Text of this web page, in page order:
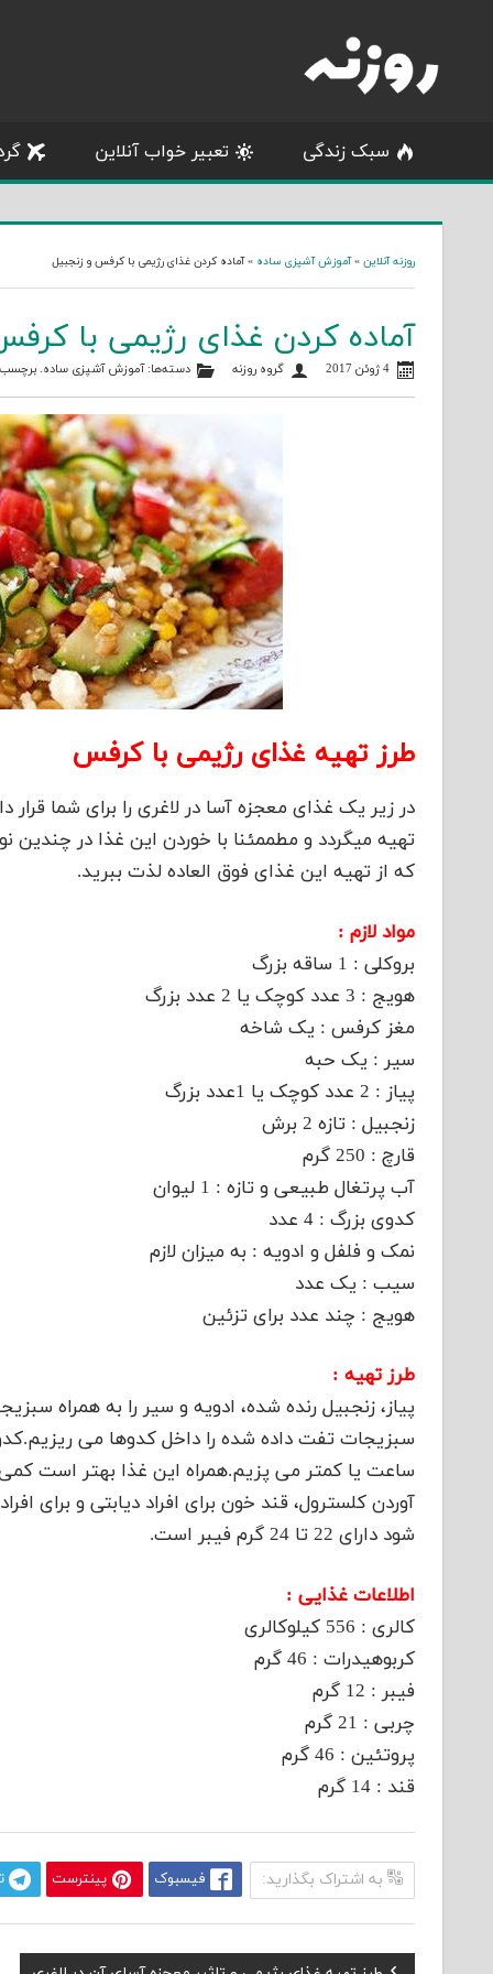
content
سبک زندگی تعبیر خواب آنلاین
روزنه آنلاین »آموزش آشپزی ساده »آماده کردن غذای رژیمی با کرفس و زنجبیل
آماده کردن غذای رژیمی با
4 ژوئن 2017 گروه روزنه دسته‌ها:آموزش آشپزی ساده.
طرز تهیه غذای رژیمی با کرفس
در زیر یک غذای معجزه آسا در لاغری را برای شما قرار
تهیه میگردد و مطممئنا با خوردن این غذا در
که از تهیه این غذای فوق العاده لذت ببرید.
مواد لازم :
بروکلی : 1 ساقه بزرگ
هویج : 3 عدد کوچک یا 2 عدد بزرگ
مغز کرفس : یک شاخه
سیر : یک حبه
پیاز : 2 عدد کوچک یا 1عدد بزرگ
زنجبیل : تازه 2 برش
قارچ : 250 گرم
آب پرتغال طبیعی و تازه : 1 لیوان
کدوی بزرگ : 4 عدد
نمک و فلفل و ادویه : به میزان لازم
سیب : یک عدد
هویج : چند عدد برای تزئین
طرز تهیه :
پیاز، زنجبیل رنده شده، ادویه و سیر را به همراه
سبزیجات تفت داده شده را داخل کدوها می
ساعت یا کمتر می پزیم.همراه این غذا بهتر است
آوردن کلسترول، قند خون برای افراد دیابتی و برای
شود دارای 22 تا 24 گرم فیبر است.
اطلاعات غذایی :
کالری : 556 کیلوکالری
کربوهیدرات : 46 گرم
فیبر : 12 گرم
چربی : 21 گرم
پروتئین : 46 گرم
قند : 14 گرم
به اشتراک بگذارید: فیسبوک پینترست